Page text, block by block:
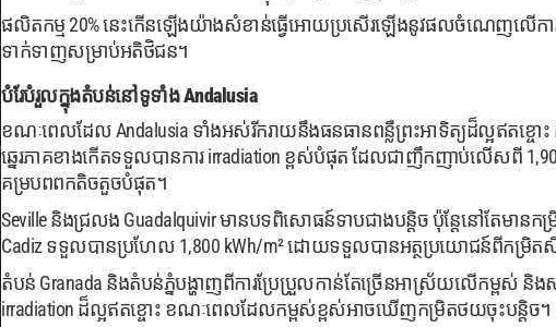
ផលិតកម្ម 20% នេះកើនឡើងយ៉ាងសំខាន់ធ្វើអោយប្រសើរឡើងនូវផលចំណេញលើក
ទាក់ទាញសម្រាប់អតិថិជន។
បំរែបំរួលក្នុងតំបន់នៅទូទាំង Andalusia
ខណៈពេលដែល Andalusia ទាំងអស់រីករាយនឹងធនធានពន្លឺព្រះអាទិត្យដ៏ល្អឥតខ្ច
ឆ្នេរភាគខាងកើតទទួលបានការ irradiation ខ្ពស់បំផុត ដែលជាញឹកញាប់លើសពី
គម្របពពកតិចតួចបំផុត។
Seville និងជ្រលង Guadalquivir មានបទពិសោធន៍ទាបជាងបន្តិច ប៉ុន្តែនៅតែមាន
Cadiz ទទួលបានប្រហែល 1,800 kWh/m² ដោយទទួលបានអត្ថប្រយោជន៍ពីកម្រិតសីតុ
តំបន់ Granada និងតំបន់ភ្នំបង្ហាញពីការប្រែប្រួលកាន់តែច្រើនអាស្រ័យលើកម្ពស់
irradiation ដ៏ល្អឥតខ្ចោះ ខណៈពេលដែលកម្ពស់ខ្ពស់អាចឃើញកម្រិតថយចុះបន្តិច។